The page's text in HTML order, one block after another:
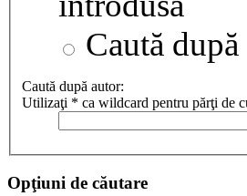
Caută
Caută după autor:
Utilizaţi * ca wildcard pentru părţi de
Opţiuni de căutare